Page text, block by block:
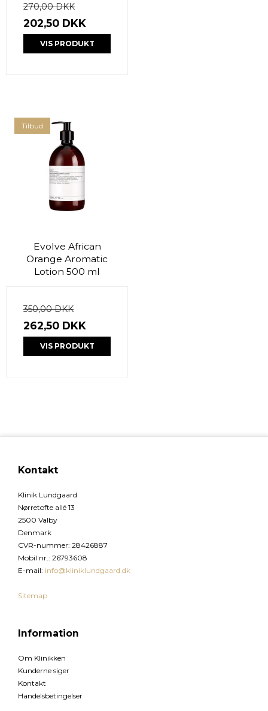
270,00 DKK
202,50 DKK
VIS PRODUKT
Tilbud
Evolve African
Orange Aromatic
Lotion 500 ml
350,00 DKK
262,50 DKK
VIS PRODUKT
Kontakt
Klinik Lundgaard
Nørretofte allé 13
2500 Valby
Denmark
CVR-nummer: 28426887
Mobil nr.: 26793608
E-mail: info@kliniklundgaard.dk
Sitemap
Information
Om Klinikken
Kunderne siger
Kontakt
Handelsbetingelser